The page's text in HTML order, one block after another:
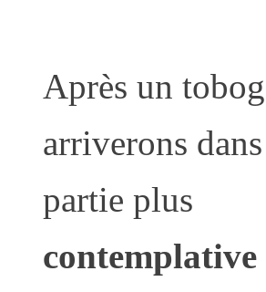
Après un
arriverons
partie plus
contemplative